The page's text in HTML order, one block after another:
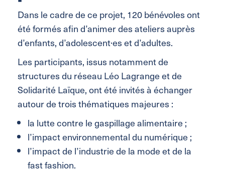
Dans le cadre de ce projet, 120 bénévoles ont
été formés afin d’animer des ateliers auprès
d’enfants, d’adolescent·es et d’adultes.
Les participants, issus notamment de
structures du réseau Léo Lagrange et de
Solidarité Laïque, ont été invités à échanger
autour de trois thématiques majeures :
la lutte contre le gaspillage alimentaire ;
l’impact environnemental du numérique ;
l’impact de l’industrie de la mode et de la
fast fashion.